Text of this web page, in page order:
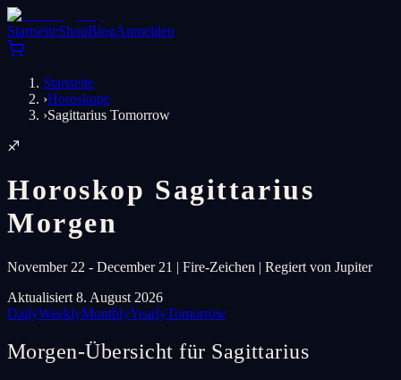
StartseiteShopBlogAnmelden
Startseite
›Horoskope
›Sagittarius Tomorrow
♐
Horoskop Sagittarius
Morgen
November 22 - December 21 | Fire-Zeichen | Regiert von Jupiter
Aktualisiert 8. August 2026
DailyWeeklyMonthlyYearlyTomorrow
Morgen-Übersicht für Sagittarius